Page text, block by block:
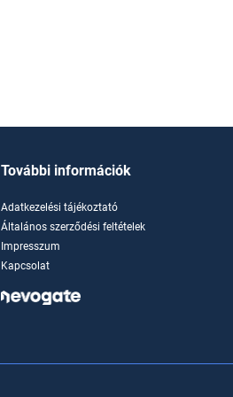
További információk
Adatkezelési tájékoztató
Általános szerződési feltételek
Impresszum
Kapcsolat